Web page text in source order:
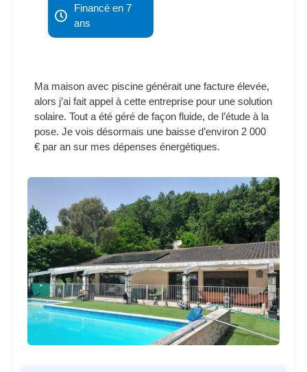
Financé en 7
ans
Ma maison avec piscine générait une facture élevée,
alors j’ai fait appel à cette entreprise pour une solution
solaire. Tout a été géré de façon fluide, de l’étude à la
pose. Je vois désormais une baisse d’environ 2 000
€ par an sur mes dépenses énergétiques.